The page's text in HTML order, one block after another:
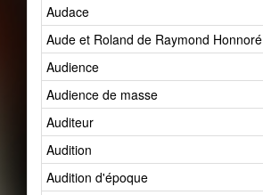
Audace
Aude et Roland de Raymond Honnoré
Audience
Audience de masse
Auditeur
Audition
Audition d'époque